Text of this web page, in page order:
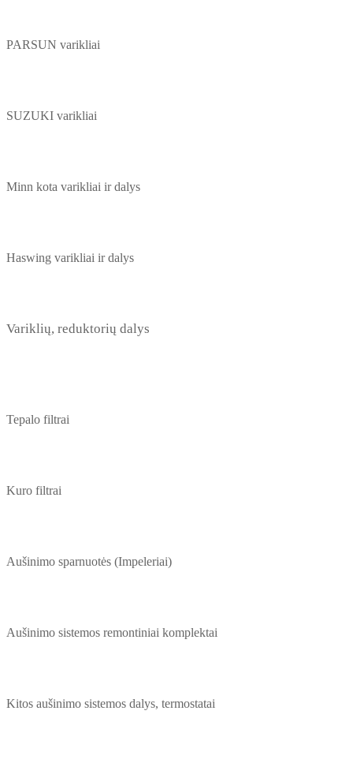
PARSUN varikliai
SUZUKI varikliai
Minn kota varikliai ir dalys
Haswing varikliai ir dalys
Variklių, reduktorių dalys
Tepalo filtrai
Kuro filtrai
Aušinimo sparnuotės (Impeleriai)
Aušinimo sistemos remontiniai komplektai
Kitos aušinimo sistemos dalys, termostatai